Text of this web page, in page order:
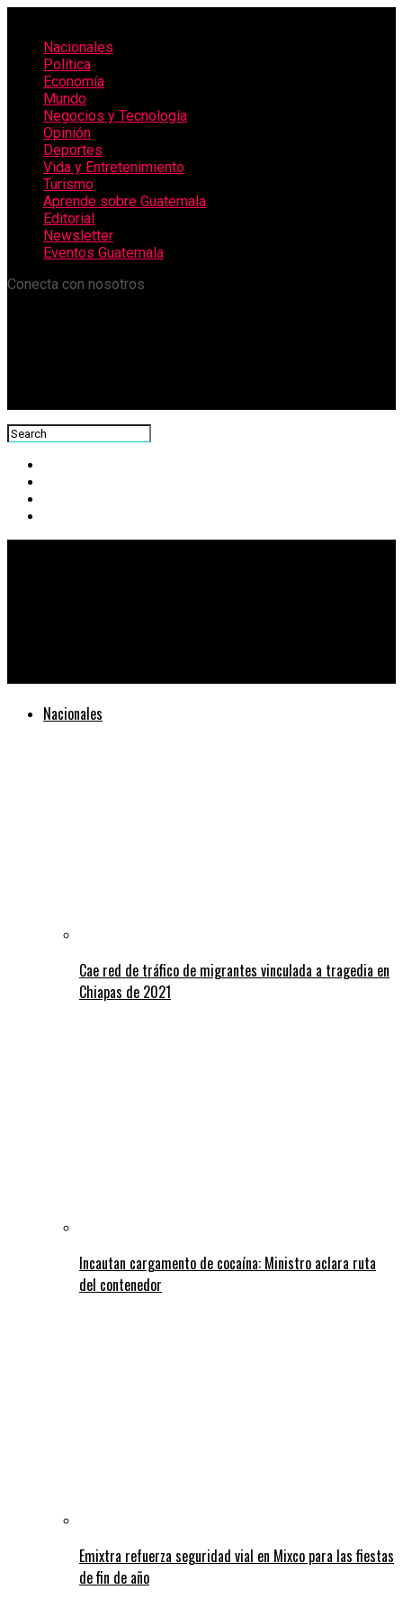
Nacionales
Política
Economía
Mundo
Negocios y Tecnología
Opinión
Deportes
Vida y Entretenimiento
Turismo
Aprende sobre Guatemala
Editorial
Newsletter
Eventos Guatemala
Conecta con nosotros
Nacionales
Cae red de tráfico de migrantes vinculada a tragedia en
Chiapas de 2021
Incautan cargamento de cocaína: Ministro aclara ruta
del contenedor
Emixtra refuerza seguridad vial en Mixco para las fiestas
de fin de año